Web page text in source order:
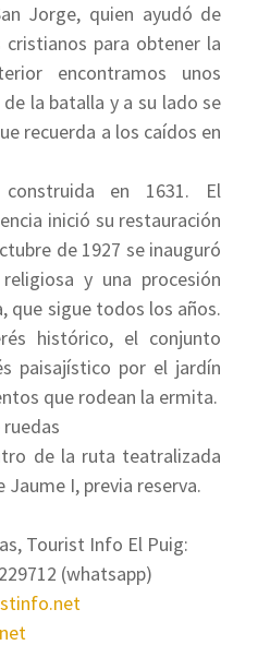
Jorge, quien ayudó de
para obtener la
encontramos unos
la batalla y a su lado se
recuerda a los caídos en
en 1631. El
inició su restauración
de 1927 se inauguró
y una procesión
que sigue todos los años.
histórico, el conjunto
paisajístico por el jardín
que rodean la ermita.
de la ruta teatralizada
Jaume I, previa reserva.
Tourist Info El Puig:
(whatsapp)